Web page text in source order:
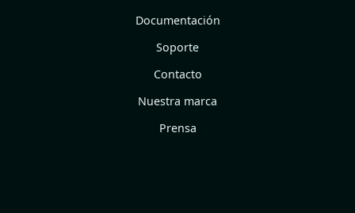
Documentación
Soporte
Contacto
Nuestra marca
Prensa